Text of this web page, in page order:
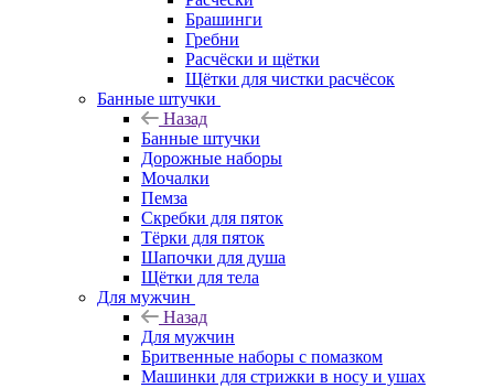
Брашинги
Гребни
Расчёски и щётки
Щётки для чистки расчёсок
Банные штучки
Назад
Банные штучки
Дорожные наборы
Мочалки
Пемза
Скребки для пяток
Тёрки для пяток
Шапочки для душа
Щётки для тела
Для мужчин
Назад
Для мужчин
Бритвенные наборы с помазком
Машинки для стрижки в носу и ушах